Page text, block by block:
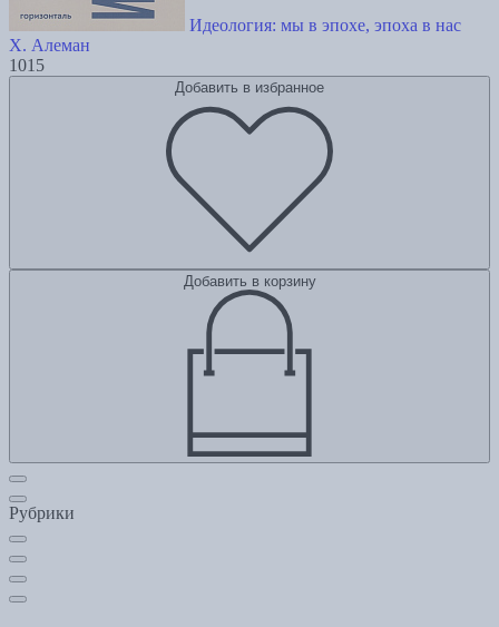
Идеология: мы в эпохе, эпоха в нас
Х. Алеман
1015
Добавить в избранное
Добавить в корзину
Рубрики